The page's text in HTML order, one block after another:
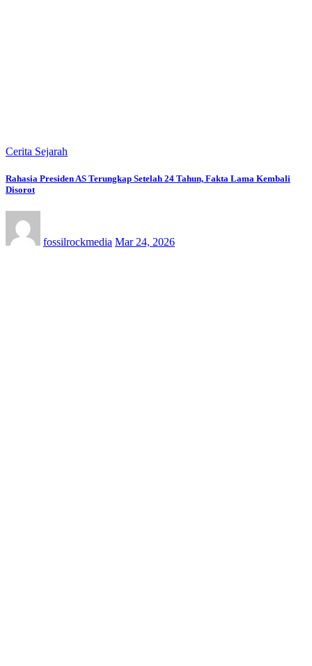
Cerita Sejarah
Rahasia Presiden AS Terungkap Setelah 24 Tahun, Fakta Lama Kembali
Disorot
fossilrockmedia Mar 24, 2026